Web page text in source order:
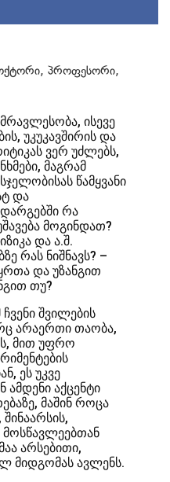
პროფესორი,
ისევე
უკუკავშირის და
ვერ უძლებს,
მაგრამ
წამყვანი
და
რა
მოგინდათ?
და ა.შ.
რას ნიშნავს? –
და უზანგით
თუ?
შვილების
არაერთი თაობა,
მით უფრო
ეს უკვე
ამდენი აქცენტი
მაშინ როცა
არსებითი,
მიდგომას ავლენს.